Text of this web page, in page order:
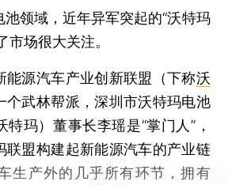
领域，近年异军突起的“沃特玛
市场很大关注。
源汽车产业创新联盟（下称沃
个武林帮派，深圳市沃特玛电池
玛）董事长李瑶是“掌门人”，
联盟构建起新能源汽车的产业链
生产外的几乎所有环节，拥有